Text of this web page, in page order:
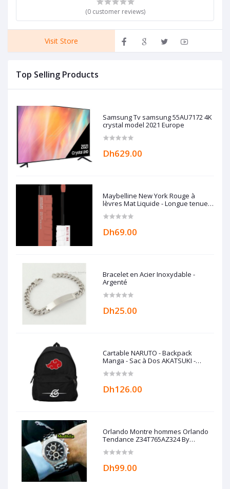
(0 customer reviews)
Visit Store
Top Selling Products
Samsung Tv samsung 55AU7172 4K
crystal model 2021 Europe
Dh629.00
Maybelline New York Rouge à
lèvres Mat Liquide - Longue tenue
SEDUCTRESS - 5 ml
Dh69.00
Bracelet en Acier Inoxydable -
Argenté
Dh25.00
Cartable NARUTO - Backpack
Manga - Sac à Dos AKATSUKI -
Dh126.00
Orlando Montre hommes Orlando
Tendance Z34T765AZ324 By
Dh99.00